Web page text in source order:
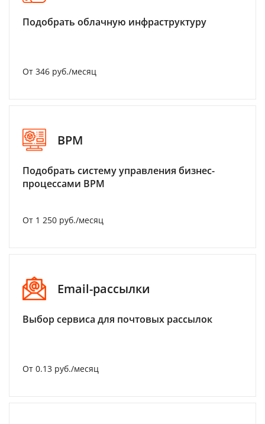
Подобрать облачную инфраструктуру
От 346 руб./месяц
BPM
Подобрать систему управления бизнес-
процессами BPM
От 1 250 руб./месяц
Email-рассылки
Выбор сервиса для почтовых рассылок
От 0.13 руб./месяц